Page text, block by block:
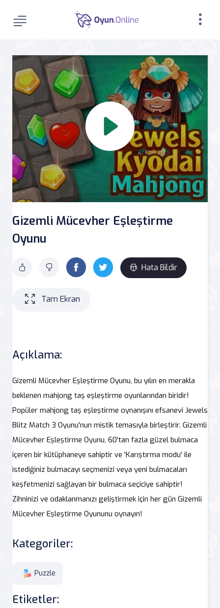
Gizemli Mücevher Eşleştirme
Oyunu
Hata Bildir
Tam Ekran
Açıklama:
Gizemli Mücevher Eşleştirme Oyunu, bu yılın en merakla
beklenen mahjong taş eşleştirme oyunlarından biridir!
Popüler mahjong taş eşleştirme oynanışını efsanevi Jewels
Blitz Match 3 Oyunu'nun mistik temasıyla birleştirir. Gizemli
Mücevher Eşleştirme Oyunu, 60'tan fazla güzel bulmaca
içeren bir kütüphaneye sahiptir ve 'Karıştırma modu' ile
istediğiniz bulmacayı seçmenizi veya yeni bulmacaları
keşfetmenizi sağlayan bir bulmaca seçiciye sahiptir!
Zihninizi ve odaklanmanızı geliştirmek için her gün Gizemli
Mücevher Eşleştirme Oyununu oynayın!
Kategoriler:
Puzzle
Etiketler: